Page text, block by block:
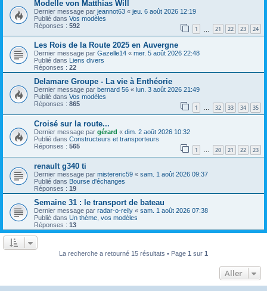
Modelle von Matthias Will
Dernier message par jeannot63 « jeu. 6 août 2026 12:19
Publié dans Vos modèles
Réponses : 592 1 21 22 23 24
Les Rois de la Route 2025 en Auvergne
Dernier message par Gazelle14 « mer. 5 août 2026 22:48
Publié dans
Liens divers
Réponses : 22
Delamare Groupe - La vie à Enthéorie
Dernier message par bernard 56 « lun. 3 août 2026 21:49
Publié dans Vos modèles
Réponses : 865 1 … 32 33 34 35
Croisé sur la route...
Dernier message par gérard « dim. 2 août 2026 10:32
Publié dans Constructeurs et transporteurs
Réponses : 565 1 … 20 21 22 23
renault g340 ti
Dernier message par mistereric59 « sam. 1 août 2026 09:37
Publié dans Bourse d'échanges
Réponses : 19
Semaine 31 : le transport de bateau
Dernier message par radar-o-reily « sam. 1 août 2026 07:38
Publié dans Un thème, vos modèles
Réponses : 13
La recherche a retourné 15 résultats • Page 1 sur 1
Aller